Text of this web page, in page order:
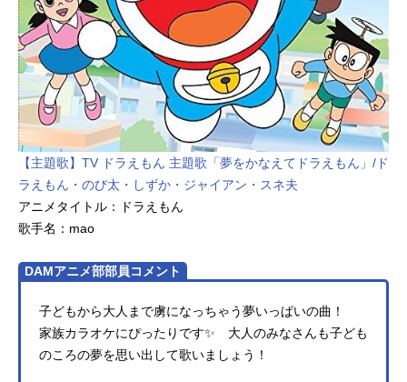
に帰ることができるのか⁉大冒険の先
に、野原一家が見つけたものと
は…!?作品名クレヨンしんちゃん新
婚旅行ハリケーン～失われたひろし
～放送形態劇場版アニメシリーズク
レヨンしんちゃんスケジュール2019
年4月19日（金）キャストしんのす
け：小林由美子みさえ：ならはしみ
きひろし：森川智之ひまわり：こお
ろぎさとみインディ・ジュンコ：木
南晴夏花婿候補：小島よしお新婚カ
ブル...
【主題歌】TV ドラえもん 主題歌「夢をかなえてドラえもん」/ド
ラえもん・のび太・しずか・ジャイアン・スネ夫
アニメタイトル：ドラえもん
歌手名：mao
DAMアニメ部部員コメント
子どもから大人まで虜になっちゃう夢いっぱいの曲！
家族カラオケにぴったりです✨ 大人のみなさんも子ども
のころの夢を思い出して歌いましょう！